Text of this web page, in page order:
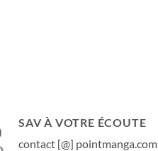
SAV À VOTRE ÉCOUTE
contact [@] pointmanga.com